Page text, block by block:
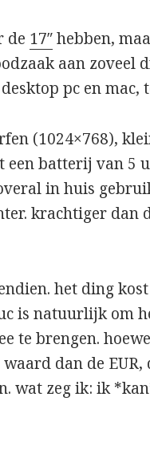
de 17″hebben,
aan zoveel
pc en mac,
(1024×768),
een batterij van 5
in huis
krachtiger dan
het ding
is natuurlijk om
te brengen.
dan de EUR,
wat zeg ik: ik